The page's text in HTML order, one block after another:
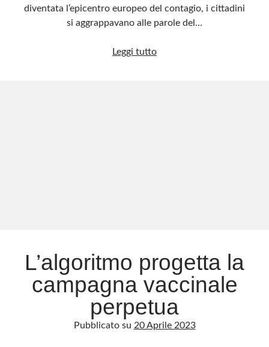
pubblicato dai lettori nei commenti ai vari post. Saranno comunque cancellati quelli
ritenuti offensivi o lesivi dell’immagine o dell’onorabilità di terzi, di genere spam,
razzisti o che contengano dati personali non conformi al rispetto delle norme sulla
privacy. Alcune immagini inserite in questo blog sono tratte da Internet e, pertanto,
immediatamente rimosse. L’autore del blog non è responsabile dei siti collegati
diventata l’epicentro europeo del contagio, i cittadini
si aggrappavano alle parole del…
Leggi tuttoRoberto
L’algoritmo progetta la
campagna vaccinale
perpetua
Pubblicato su 20 Aprile 2023